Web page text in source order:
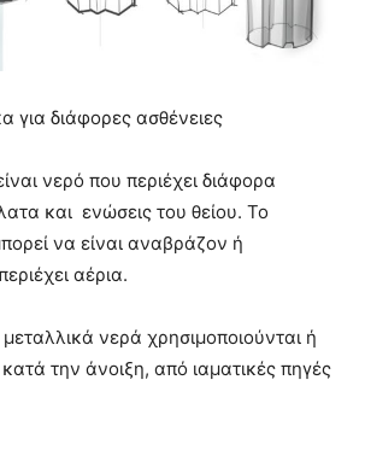
για διάφορες ασθένειες
νερό που περιέχει διάφορα
και ενώσεις του θείου. Το
να είναι αναβράζον ή
αέρια.
νερά χρησιμοποιούνται ή
την άνοιξη, από ιαματικές πηγές